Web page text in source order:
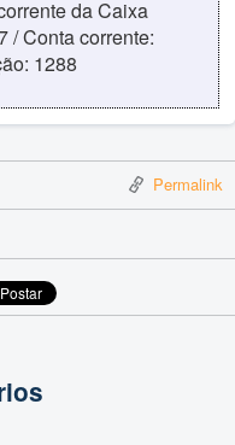
da Caixa
/ Conta corrente:
1288
Permalink